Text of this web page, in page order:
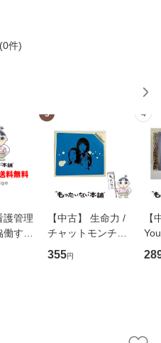
(0件)
護管理
する
マネ
ル 改
3
【中古】 生命力 /
チャットモンチー /
キューンレコード
[CD]【メール便送
355円
4
【
のが